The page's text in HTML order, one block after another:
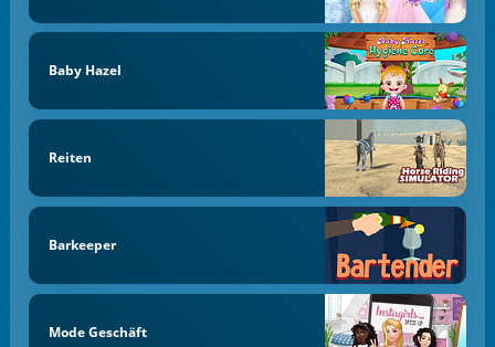
Baby Hazel
Reiten
Barkeeper
Mode Geschäft